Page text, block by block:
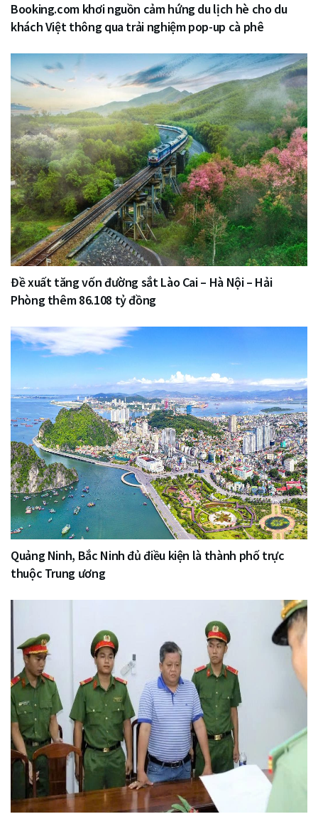
Booking.com khơi nguồn cảm hứng du lịch hè cho du
khách Việt thông qua trải nghiệm pop-up cà phê
Đề xuất tăng vốn đường sắt Lào Cai – Hà Nội – Hải
Phòng thêm 86.108 tỷ đồng
Quảng Ninh, Bắc Ninh đủ điều kiện là thành phố trực
thuộc Trung ương